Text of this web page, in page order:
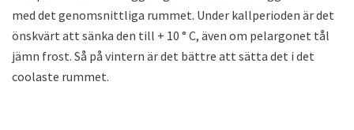
med det genomsnittliga rummet. Under kallperioden är det
önskvärt att sänka den till + 10 ° C, även om pelargonet tål
jämn frost. Så på vintern är det bättre att sätta det i det
coolaste rummet.